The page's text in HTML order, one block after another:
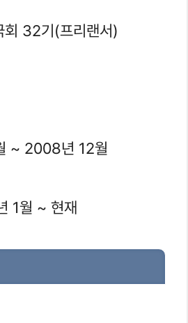
회 32기(프리랜서)
~ 2008년 12월
1월 ~ 현재